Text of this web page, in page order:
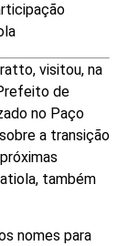
visitou, na
de
no Paço
a transição
também
nomes para